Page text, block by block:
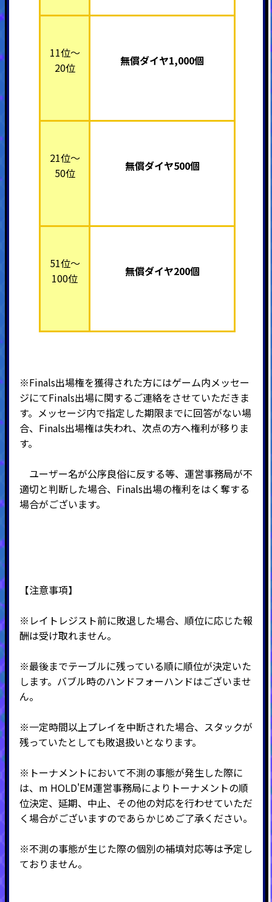
11位～
20位
無償ダイヤ1,000個
21位～
50位
無償ダイヤ500個
51位～
100位
無償ダイヤ200個
※Finals出場権を獲得された方にはゲーム内メッセー
ジにてFinals出場に関するご連絡をさせていただきま
す。メッセージ内で指定した期限までに回答がない場
合、Finals出場権は失われ、次点の方へ権利が移りま
す。
ユーザー名が公序良俗に反する等、運営事務局が不
適切と判断した場合、Finals出場の権利をはく奪する
場合がございます。
【注意事項】
※レイトレジスト前に敗退した場合、順位に応じた報
酬は受け取れません。
※最後までテーブルに残っている順に順位が決定いた
します。バブル時のハンドフォーハンドはございませ
ん。
※一定時間以上プレイを中断された場合、スタックが
残っていたとしても敗退扱いとなります。
※トーナメントにおいて不測の事態が発生した際に
は、m HOLD'EM運営事務局によりトーナメントの順
位決定、延期、中止、その他の対応を行わせていただ
く場合がございますのであらかじめご了承ください。
※不測の事態が生じた際の個別の補填対応等は予定し
ておりません。